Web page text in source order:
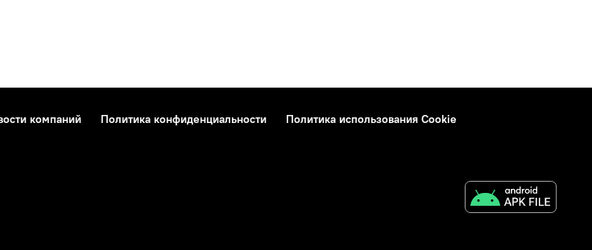
компаний Политика конфиденциальности
Политика использования Cookie